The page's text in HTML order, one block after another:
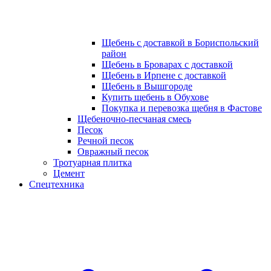
Щебень с доставкой в Бориспольский
район
Щебень в Броварах с доставкой
Щебень в Ирпене с доставкой
Щебень в Вышгороде
Купить щебень в Обухове
Покупка и перевозка щебня в Фастове
Щебеночно-песчаная смесь
Песок
Речной песок
Овражный песок
Тротуарная плитка
Цемент
Спецтехника